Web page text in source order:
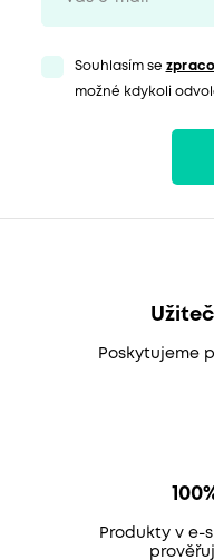
Souhlasím se
možné kdykoli
Poskytujeme
Produkty v e-